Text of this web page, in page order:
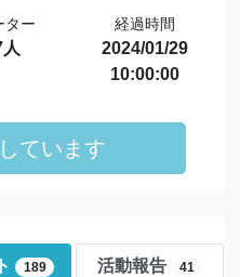
ター 経過時間
2024/01/29
10:00:00
ています
189 活動報告 41